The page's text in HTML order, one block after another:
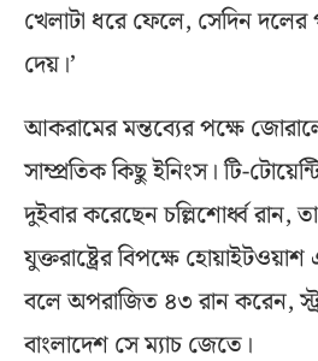
খেলাটা ধরে ফেলে, সেদিন দলের
দেয়।’
আকরামের মন্তব্যের পক্ষে
সাম্প্রতিক কিছু ইনিংস। টি-
দুইবার করেছেন চল্লিশোর্ধ্ব রান,
যুক্তরাষ্ট্রের বিপক্ষে
বলে অপরাজিত ৪৩ রান করেন,
বাংলাদেশ সে ম্যাচ জেতে।